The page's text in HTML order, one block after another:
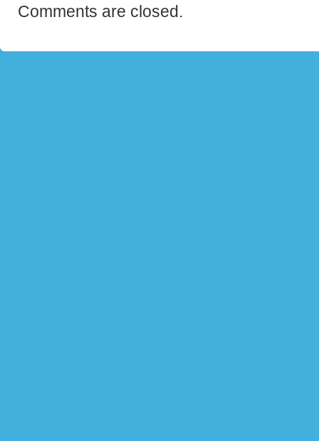
Comments are closed.